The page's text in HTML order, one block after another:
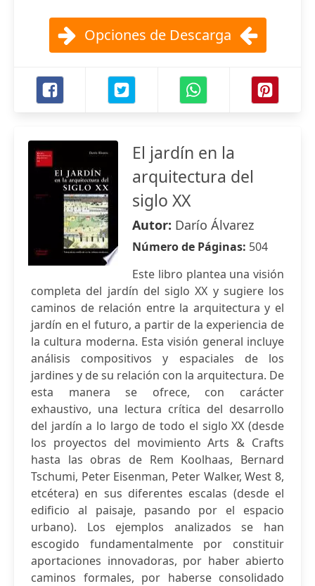
Opciones de Descarga
El jardín en la
arquitectura del
siglo XX
Autor: Darío Álvarez
Número de Páginas: 504
Este libro plantea una visión
completa del jardín del siglo XX y sugiere los
caminos de relación entre la arquitectura y el
jardín en el futuro, a partir de la experiencia de
la cultura moderna. Esta visión general incluye
análisis compositivos y espaciales de los
jardines y de su relación con la arquitectura. De
esta manera se ofrece, con carácter
exhaustivo, una lectura crítica del desarrollo
del jardín a lo largo de todo el siglo XX (desde
los proyectos del movimiento Arts & Crafts
hasta las obras de Rem Koolhaas, Bernard
Tschumi, Peter Eisenman, Peter Walker, West 8,
etcétera) en sus diferentes escalas (desde el
edificio al paisaje, pasando por el espacio
urbano). Los ejemplos analizados se han
escogido fundamentalmente por constituir
aportaciones innovadoras, por haber abierto
caminos formales, por haberse consolidado